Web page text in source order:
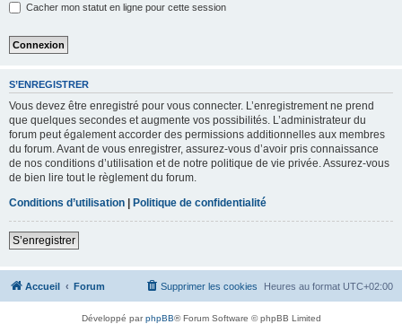
Cacher mon statut en ligne pour cette session
S’ENREGISTRER
Vous devez être enregistré pour vous connecter. L’enregistrement ne prend
que quelques secondes et augmente vos possibilités. L’administrateur du
forum peut également accorder des permissions additionnelles aux membres
du forum. Avant de vous enregistrer, assurez-vous d’avoir pris connaissance
de nos conditions d’utilisation et de notre politique de vie privée. Assurez-vous
de bien lire tout le règlement du forum.
Conditions d’utilisation | Politique de confidentialité
S’enregistrer
Accueil Forum Heures au format UTC+02:00
Supprimer les cookies
Développé parphpBB® Forum Software © phpBB Limited